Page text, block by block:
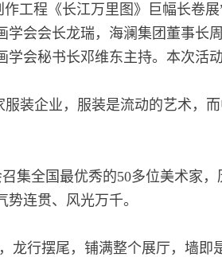
工程《长江万里图》巨幅长卷
会会长龙瑞，海澜集团董事长
会秘书长邓维东主持。本次活
装企业，服装是流动的艺术，
集全国最优秀的50多位美术家
连贯、风光万千。
龙行摆尾，铺满整个展厅，墙